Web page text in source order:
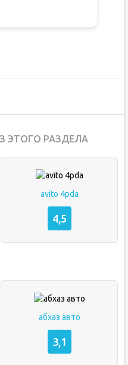
ЭТОГО РАЗДЕЛА
avito 4pda
4,5
абхаз авто
3,1